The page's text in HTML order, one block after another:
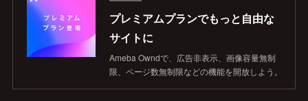
プレミアムプランでもっと自由な
サイトに
Ameba Owndで、広告非表示、画像容量無制
限、ページ数無制限などの機能を開放しよう。